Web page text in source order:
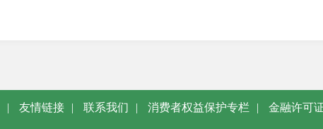
| 友情链接 | 联系我们 | 消费者权益保护专栏 | 金融许可